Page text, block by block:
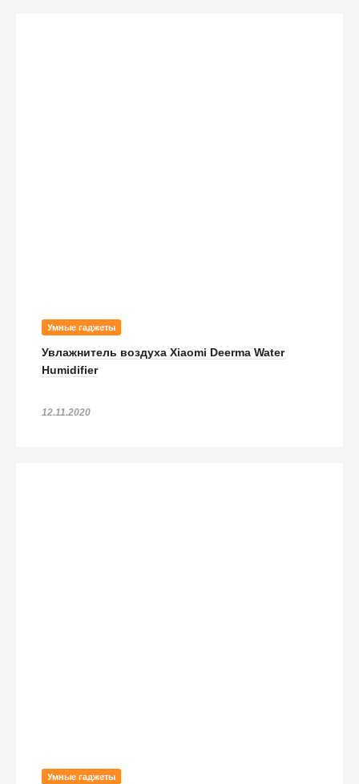
Умные гаджеты
Увлажнитель воздуха Xiaomi Deerma Water
Humidifier
12.11.2020
Умные гаджеты